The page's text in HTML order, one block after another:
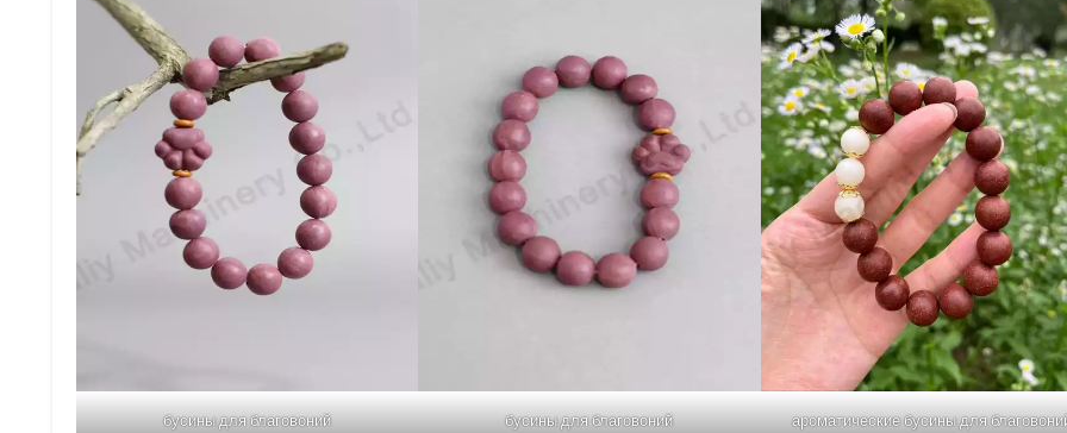
бусины для благовоний бусины для благовоний ароматические бусины для